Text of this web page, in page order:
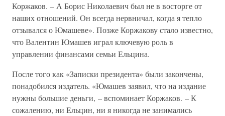
Коржаков. – А Борис Николаевич был не в восторге от
наших отношений. Он всегда нервничал, когда я тепло
отзывался о Юмашеве». Позже Коржакову стало известно,
что Валентин Юмашев играл ключевую роль в
управлении финансами семьи Ельцина.
После того как «Записки президента» были закончены,
понадобился издатель. «Юмашев заявил, что на издание
нужны большие деньги, – вспоминает Коржаков. – К
сожалению, ни Ельцин, ни я никогда не занимались